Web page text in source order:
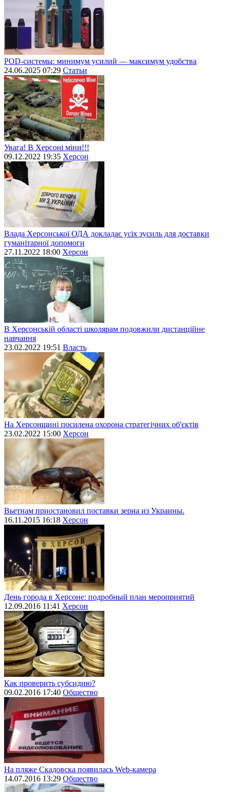
POD-системы: минимум усилий — максимум удобства
24.06.2025 07:29 Статьи
Увага! В Херсоні міни!!!
09.12.2022 19:35 Херсон
Влада Херсонської ОДА докладає усіх зусиль для доставки
гуманітарної допомоги
27.11.2022 18:00 Херсон
В Херсонській області школярам подовжили дистанційне
навчання
23.02.2022 19:51 Власть
На Херсонщині посилена охорона стратегічних об'єктів
23.02.2022 15:00 Херсон
Вьетнам приостановил поставки зерна из Украины.
16.11.2015 16:18 Херсон
День города в Херсоне: подробный план мероприятий
12.09.2016 11:41 Херсон
Как проверить субсидию?
09.02.2016 17:40 Общество
На пляже Скадовска появилась Web-камера
14.07.2016 13:29 Общество